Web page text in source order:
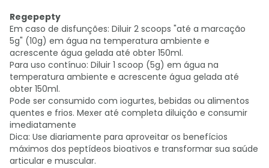
Regepepty
Em caso de disfunções: Diluir 2 scoops "até a marcação
5g" (10g) em água na temperatura ambiente e
acrescente água gelada até obter 150ml.
Para uso contínuo: Diluir 1 scoop (5g) em água na
temperatura ambiente e acrescente água gelada até
obter 150ml.
Pode ser consumido com iogurtes, bebidas ou alimentos
quentes e frios. Mexer até completa diluição e consumir
imediatamente
Dica: Use diariamente para aproveitar os benefícios
máximos dos peptídeos bioativos e transformar sua saúde
articular e muscular.